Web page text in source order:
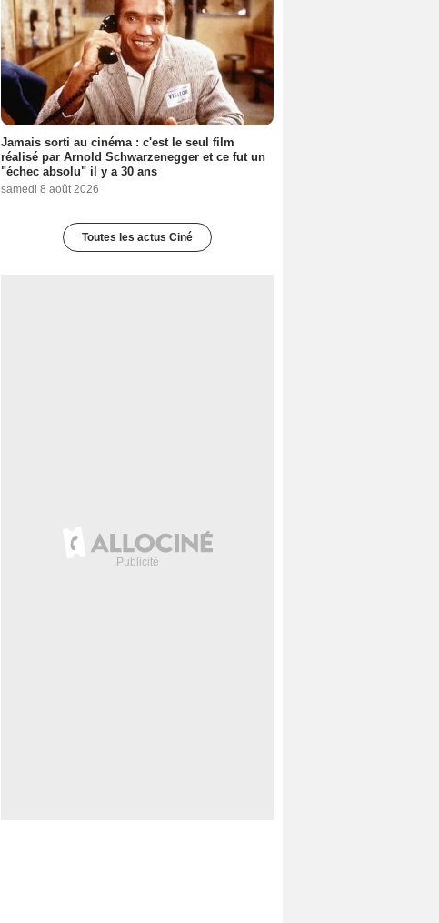
Jamais sorti au cinéma : c'est le seul film
réalisé par Arnold Schwarzenegger et ce fut un
"échec absolu" il y a 30 ans
samedi 8 août 2026
Toutes les actus Ciné